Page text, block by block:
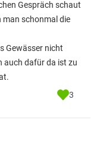
Gespräch schaut
man schonmal die
Gewässer nicht
auch dafür da ist zu
3